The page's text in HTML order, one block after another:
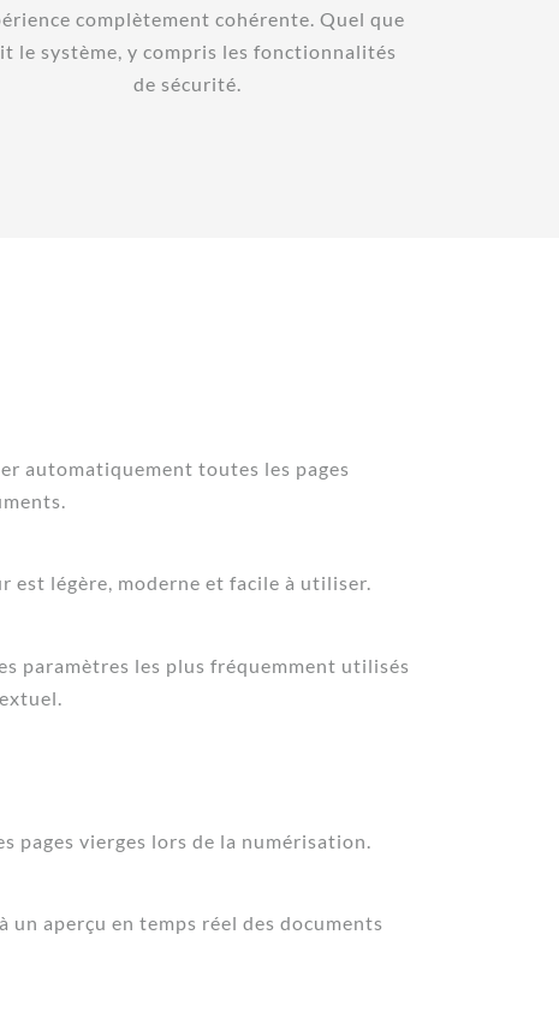
complètement cohérente. Quel que
le système, y compris les fonctionnalités
de sécurité.
automatiquement toutes les pages
est légère, moderne et facile à utiliser.
paramètres les plus fréquemment utilisés
pages vierges lors de la numérisation.
un aperçu en temps réel des documents